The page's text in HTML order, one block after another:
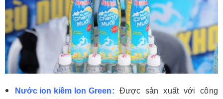
Nước ion kiềm Ion Green: Được sản xuất với công